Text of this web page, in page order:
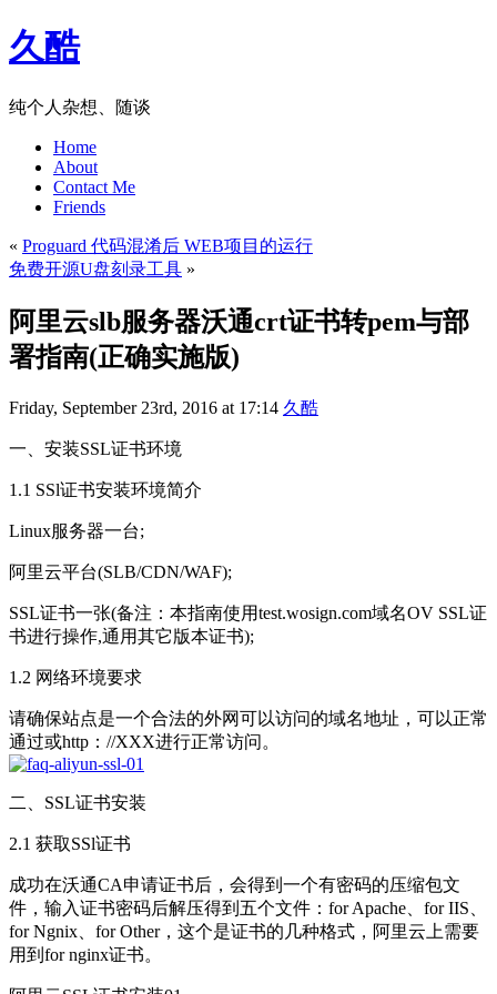
久酷
纯个人杂想、随谈
Home
About
Contact Me
Friends
« Proguard 代码混淆后 WEB项目的运行
免费开源U盘刻录工具 »
阿里云slb服务器沃通crt证书转pem与部
署指南(正确实施版)
Friday, September 23rd, 2016 at 17:14 久酷
一、安装SSL证书环境
1.1 SSl证书安装环境简介
Linux服务器一台;
阿里云平台(SLB/CDN/WAF);
SSL证书一张(备注：本指南使用test.wosign.com域名OV SSL证
书进行操作,通用其它版本证书);
1.2 网络环境要求
请确保站点是一个合法的外网可以访问的域名地址，可以正常
通过或http：//XXX进行正常访问。
二、SSL证书安装
2.1 获取SSl证书
成功在沃通CA申请证书后，会得到一个有密码的压缩包文
件，输入证书密码后解压得到五个文件：for Apache、for IIS、
for Ngnix、for Other，这个是证书的几种格式，阿里云上需要
用到for nginx证书。